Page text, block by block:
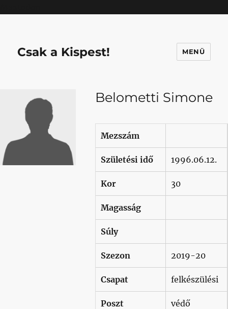
Csak a Kispest! MENÜ
Belometti Simone
Mezszám
Születési idő 1996.06.12.
Kor 30
Magasság
Súly
Szezon 2019-20
Csapat felkészülési
Poszt védő